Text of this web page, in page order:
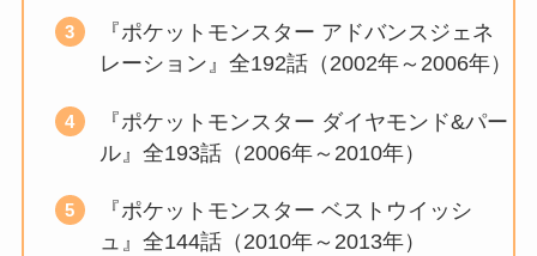
『ポケットモンスター アドバンスジェネ
レーション』全192話（2002年～2006年）
『ポケットモンスター ダイヤモンド&パー
ル』全193話（2006年～2010年）
『ポケットモンスター ベストウイッシ
ュ』全144話（2010年～2013年）